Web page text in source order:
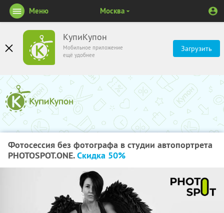
КупиКупон
Мобильное приложение
ещё удобнее
Загрузить
Меню Москва
Фотосессия без фотографа в студии автопортрета
PHOTOSPOT.ONE.Скидка 50%